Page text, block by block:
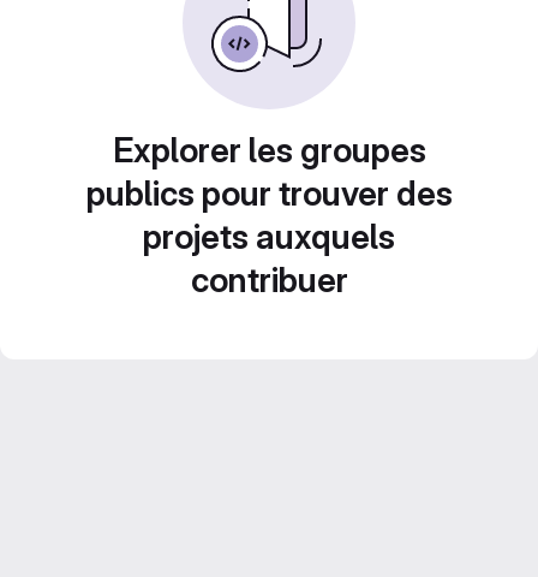
Explorer les groupes
publics pour trouver des
projets auxquels
contribuer